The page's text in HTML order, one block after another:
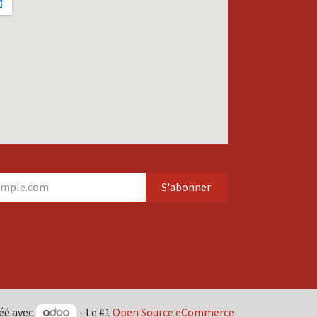
S'abonner
avec - Le #1 Open Source eCommerce